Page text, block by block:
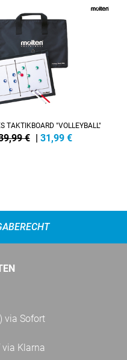
TAKTIKBOARD "VOLLEYBALL"
€ | 31,99 €
via Sofort
Klarna